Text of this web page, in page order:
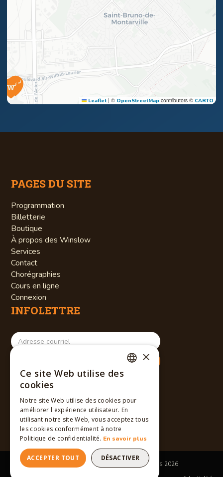
Leaflet | © OpenStreetMap contributors © CARTO
PAGES DU SITE
Programmation
Billetterie
Boutique
À propos des Winslow
Services
Contact
Chorégraphies
Cours en ligne
Connexion
INFOLETTRE
RÉSEAUX SOCIAUX
Tous droits réservés © Winslow Dancers 2026
×
Ce site Web utilise des
cookies
Notre site Web utilise des cookies pour
améliorer l'expérience utilisateur. En
utilisant notre site Web, vous acceptez tous
les cookies conformément à notre
Politique de confidentialité. En savoir plus
ACCEPTER TOUT DÉSACTIVER